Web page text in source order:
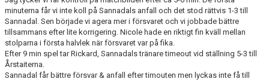
minuterna får vi inte koll på Sannadals anfall och det stod rättvis 1-3 till
Sannadal. Sen började vi agera mer i försvaret och vi jobbade bättre
tillsammans efter lite korrigering. Nicole hade en riktigt fin kväll mellan
stolparna i första halvlek när försvaret var på fika.
Efter 9 min spel tar Rickard, Sannadals tränare timeout vid ställning 5-3 till
Årstaiterna.
Sannadal får bättre försvar & anfall efter timouten men lyckas inte få till